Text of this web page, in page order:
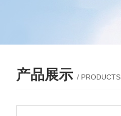
产品展示 / PRODUCTS